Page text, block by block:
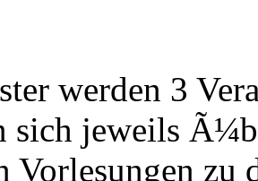
werden 3
sich jeweils
Vorlesungen zu